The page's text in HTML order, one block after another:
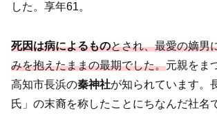
した。享年61。
死因は病によるものとされ、最愛の嫡男
みを抱えたままの最期でした。元親をま
高知市長浜の秦神社が知られています。
氏」の末裔を称したことにちなんだ社名